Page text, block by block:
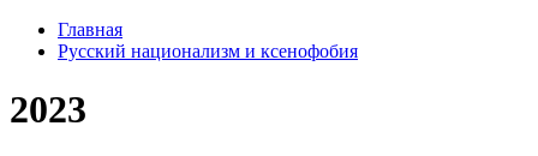
Главная
Русский национализм и ксенофобия
2023